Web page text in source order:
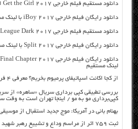
دانلود مستقیم فیلم خارجی Get the Girl 2017 از سرور سایت
دانلود رایگان فیلم خارجی iBoy 2017 با لینک مستقیم
دانلود مستقیم فیلم خارجی Justice League Dark 2017 از سرور سایت
دانلود رایگان فیلم خارجی Split 2017 با لینک مستقیم
لینک مستقیم
از کجا اکانت اسپاتیفای پرمیوم بخریم؟ معرفی ۴ فروشگاه معتبر ایرانی
بررسی تطبیقی کپی برداری سریال «ساهره» از
کپی‌برداری مو به مو / اینجا تهران است به وقت
بهنام بانی در آمریکا: موج جدید استقبال از
ثبت ۷۵۹ اثر از مراسم وداع و تشییع رهبر شهید انقلاب